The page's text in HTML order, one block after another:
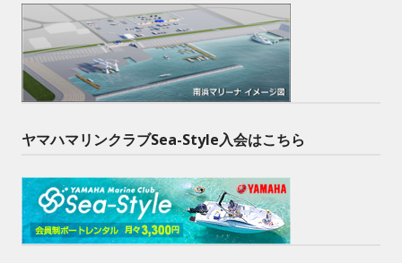
ヤマハマリンクラブSea-Style入会はこちら